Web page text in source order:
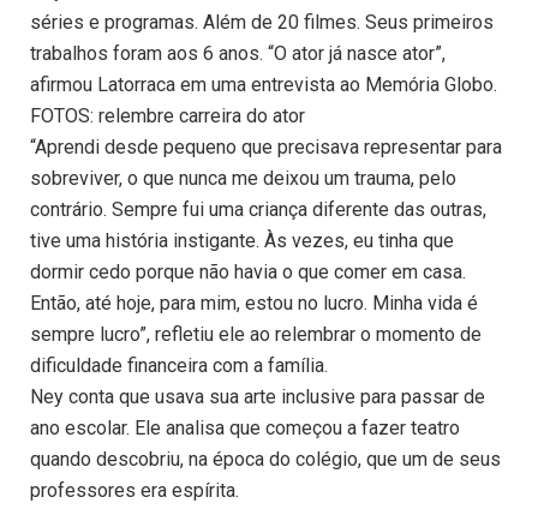
séries e programas. Além de 20 filmes. Seus primeiros
trabalhos foram aos 6 anos. “O ator já nasce ator”,
afirmou Latorraca em uma entrevista ao Memória Globo.
FOTOS: relembre carreira do ator
“Aprendi desde pequeno que precisava representar para
sobreviver, o que nunca me deixou um trauma, pelo
contrário. Sempre fui uma criança diferente das outras,
tive uma história instigante. Às vezes, eu tinha que
dormir cedo porque não havia o que comer em casa.
Então, até hoje, para mim, estou no lucro. Minha vida é
sempre lucro”, refletiu ele ao relembrar o momento de
dificuldade financeira com a família.
Ney conta que usava sua arte inclusive para passar de
ano escolar. Ele analisa que começou a fazer teatro
quando descobriu, na época do colégio, que um de seus
professores era espírita.